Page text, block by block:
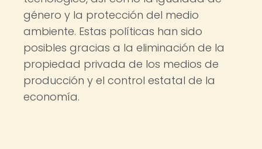
género y la protección del medio
ambiente. Estas políticas han sido
posibles gracias a la eliminación de la
propiedad privada de los medios de
producción y el control estatal de la
economía.